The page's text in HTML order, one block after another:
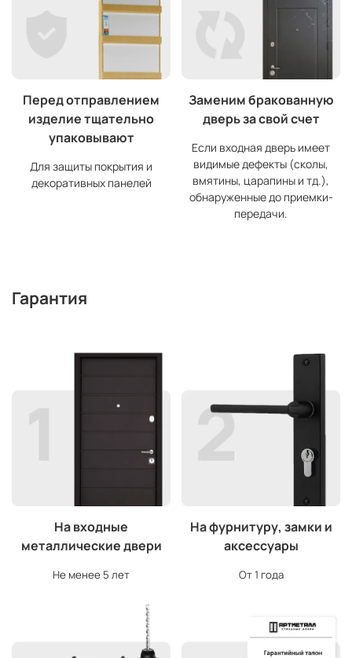
Перед отправлением
изделие тщательно
упаковывают
Для защиты покрытия и
декоративных панелей
Заменим бракованную
дверь за свой счет
Если входная дверь имеет
видимые дефекты (сколы,
вмятины, царапины и тд.),
обнаруженные до приемки-
передачи.
Гарантия
На входные
металлические двери
Не менее 5 лет
На фурнитуру, замки и
аксессуары
От 1 года